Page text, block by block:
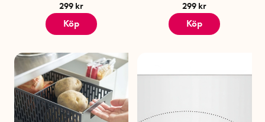
299 kr
Köp
299 kr
Köp